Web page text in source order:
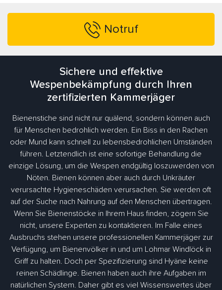
Notruf
Sichere und effektive
Wespenbekämpfung durch Ihren
zertifizierten Kammerjäger
Bienenstiche sind nicht nur quälend, sondern können auch
für Menschen bedrohlich werden. Ein Biss in den Rachen
oder Mund kann schnell zu lebensbedrohlichen Umständen
führen. Letztendlich ist eine sofortige Behandlung die
einzige Lösung, um die Wespen endgültig loszuwerden von
Nöten. Bienen können aber auch durch Unkräuter
verursachte Hygieneschäden verursachen. Sie werden oft
auf der Suche nach Nahrung auf den Menschen übertragen.
Wenn Sie Bienenstöcke in Ihrem Haus finden, zögern Sie
nicht, unsere Experten zu kontaktieren. Im Falle eines
Ausbruchs stehen unsere professionellen Kammerjäger zur
Verfügung, um Bienenvölker in und um Lohmar Windlöck in
Griff zu halten. Doch per Spezifizierung sind Hyäne keine
reinen Schädlinge. Bienen haben auch ihre Aufgaben im
natürlichen System. Daher gibt es viel Wissenswertes über